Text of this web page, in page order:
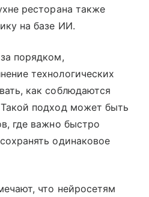
ресторана также
на базе ИИ.
порядком,
технологических
как соблюдаются
подход может быть
где важно быстро
одинаковое
что нейросетям